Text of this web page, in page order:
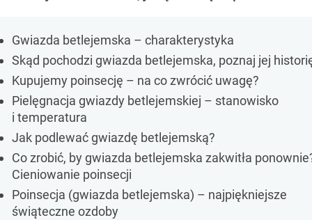
Gwiazda betlejemska – charakterystyka
Skąd pochodzi gwiazda betlejemska, poznaj jej
Kupujemy poinsecję – na co zwrócić uwagę?
Pielęgnacja gwiazdy betlejemskiej – stanowisko
i temperatura
Jak podlewać gwiazdę betlejemską?
Co zrobić, by gwiazda betlejemska zakwitła
Cieniowanie poinsecji
Poinsecja (gwiazda betlejemska) – najpiękniejsze
świąteczne ozdoby